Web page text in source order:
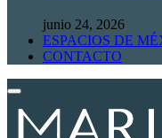
junio 24, 2026
ESPACIOS DE
CONTACTO